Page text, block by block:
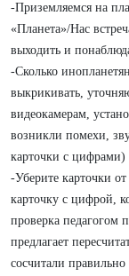
-Приземляемся на
«Планета»/Нас
выходить и
-Сколько
выкрикивать,
видеокамерам,
возникли помехи,
карточки с цифрами)
-Уберите карточки
карточку с цифрой,
проверка педагогом
предлагает
сосчитали